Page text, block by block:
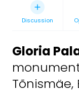
Discussion
Gloria
Tõnismäe,